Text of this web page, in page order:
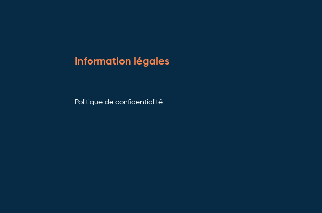
Information légales
Politique de confidentialité